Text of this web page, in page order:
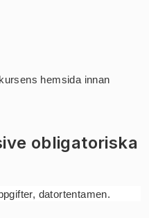
hemsida innan
obligatoriska
datortentamen.